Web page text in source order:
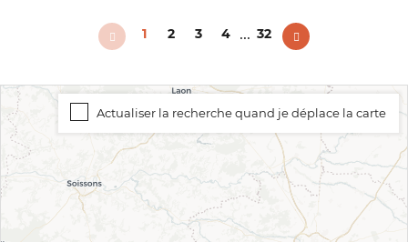
1 2 3 4 ... 32
Actualiser la recherche quand je déplace la carte